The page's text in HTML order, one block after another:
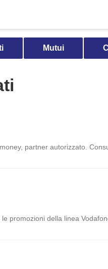
Mutui
partner autorizzato.
promozioni della linea